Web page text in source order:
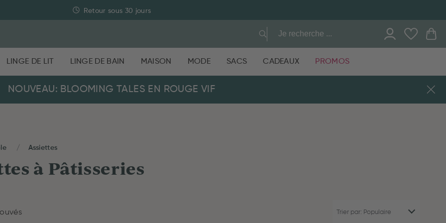
Paiement sécurisé
LINGE DE LIT LINGE DE BAIN MAISON MODE SACS CADEAUX PROMOS
NOUVEAU: BLOOMING TALES EN ROUGE VIF
Assiettes
à Pâtisseries